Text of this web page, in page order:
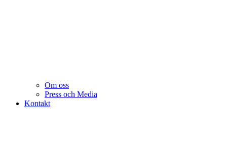
Om oss
Press och Media
Kontakt